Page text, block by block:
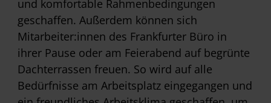
und komfortable Rahmenbedingungen
geschaffen. Außerdem können sich
Mitarbeiter:innen des Frankfurter Büro in
ihrer Pause oder am Feierabend auf begrünte
Dachterrassen freuen. So wird auf alle
Bedürfnisse am Arbeitsplatz eingegangen und